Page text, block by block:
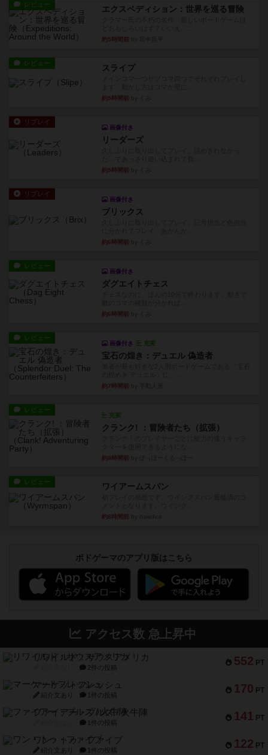
レビュー エクスペディション：世界を巡る冒険
約5時間前
レビュー スライプ
約5時間前
リプレイ
画像付き
リーダーズ
約5時間前
リプレイ
画像付き
ブリックス
約6時間前
レビュー
画像付き
ダグエイトチェス
約6時間前
レビュー
画像付き 充実
宝石の煌き：デュエル 偽造者
約7時間前
レビュー
充実
クランク! ：冒険者たち（拡張）
約8時間前
レビュー ワイアームスパン
約8時間前
ボドゲーマのアプリ版はこちら
アクセス数 急上昇中
552 PT
リワイルド：サウスアメリカ
2件の投稿
170 PT
マーケットフレッシュ
紹介文あり 1件の投稿
141 PT
ファイアー・ブルズ / 火牛陣
1件の投稿
122 PT
ワン・トゥ・ファイブ
紹介文あり 1件の投稿